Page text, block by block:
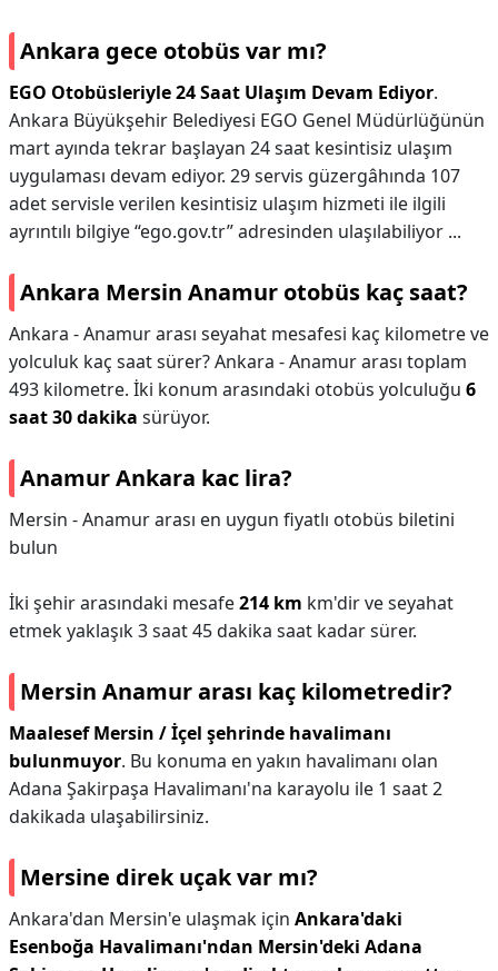
Ankara gece otobüs var mı?
EGO Otobüsleriyle 24 Saat Ulaşım Devam Ediyor.
Ankara Büyükşehir Belediyesi EGO Genel Müdürlüğünün
mart ayında tekrar başlayan 24 saat kesintisiz ulaşım
uygulaması devam ediyor. 29 servis güzergâhında 107
adet servisle verilen kesintisiz ulaşım hizmeti ile ilgili
ayrıntılı bilgiye “ego.gov.tr” adresinden ulaşılabiliyor ...
Ankara Mersin Anamur otobüs kaç saat?
Ankara - Anamur arası seyahat mesafesi kaç kilometre ve
yolculuk kaç saat sürer? Ankara - Anamur arası toplam
493 kilometre. İki konum arasındaki otobüs yolculuğu 6
saat 30 dakika sürüyor.
Anamur Ankara kac lira?
Mersin - Anamur arası en uygun fiyatlı otobüs biletini
bulun
İki şehir arasındaki mesafe214 km km'dir ve seyahat
etmek yaklaşık 3 saat 45 dakika saat kadar sürer.
Mersin Anamur arası kaç kilometredir?
Maalesef Mersin / İçel şehrinde havalimanı
bulunmuyor. Bu konuma en yakın havalimanı olan
Adana Şakirpaşa Havalimanı'na karayolu ile 1 saat 2
dakikada ulaşabilirsiniz.
Mersine direk uçak var mı?
Ankara'dan Mersin'e ulaşmak için Ankara'daki
Esenboğa Havalimanı'ndan Mersin'deki Adana